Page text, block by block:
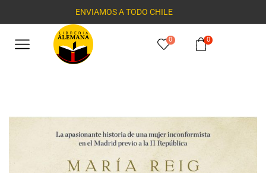
ENVIAMOS A TODO CHILE
0 0